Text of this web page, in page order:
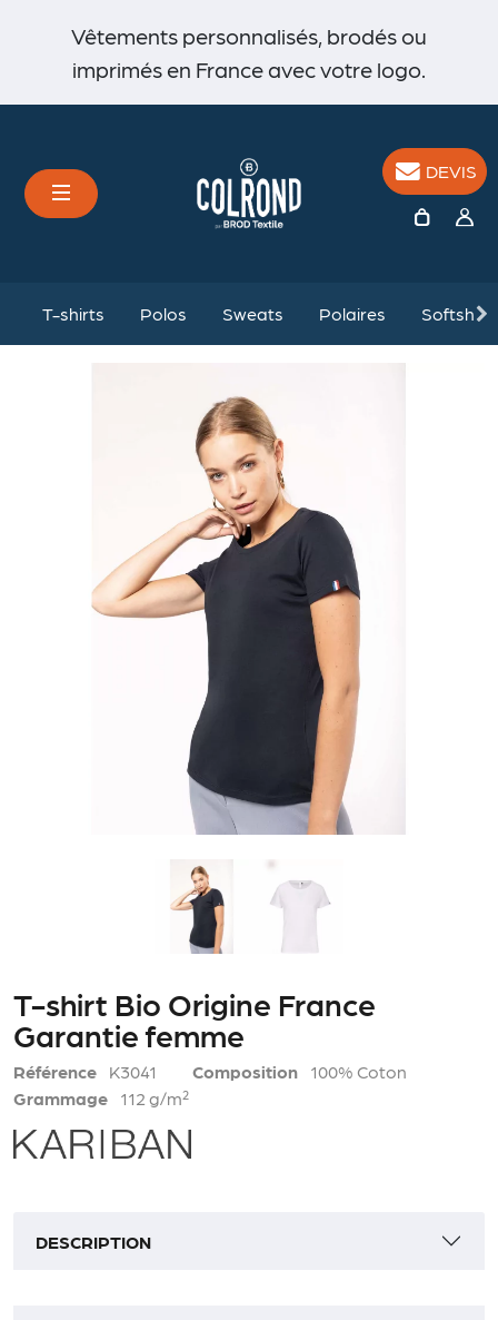
Vêtements personnalisés, brodés ou
imprimés en France avec votre logo.
DEVIS
T-shirts Polos Sweats Polaires
T-shirt Bio Origine France
Garantie femme
Référence K3041 Composition
100% Coton
Grammage
112 g/m²
DESCRIPTION